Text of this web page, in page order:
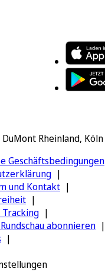
Rheinland, Köln
Geschäftsbedingungen
und Kontakt
Tracking
abonnieren